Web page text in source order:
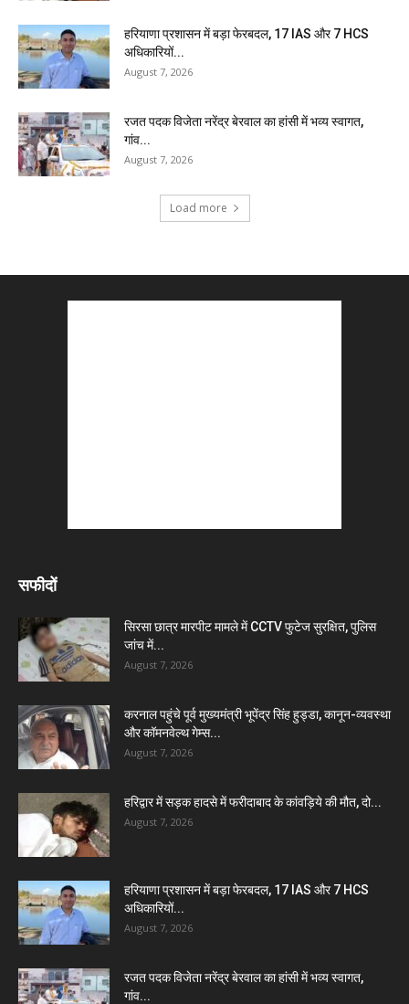
हरियाणा प्रशासन में बड़ा फेरबदल, 17 IAS और 7 HCS
अधिकारियों...
August 7, 2026
रजत पदक विजेता नरेंद्र बेरवाल का हांसी में भव्य स्वागत,
गांव...
August 7, 2026
Load more
सफीदों
सिरसा छात्र मारपीट मामले में CCTV फुटेज सुरक्षित, पुलिस
जांच में...
August 7, 2026
करनाल पहुंचे पूर्व मुख्यमंत्री भूपेंद्र सिंह हुड्डा, कानून-व्यवस्था
और कॉमनवेल्थ गेम्स...
August 7, 2026
हरिद्वार में सड़क हादसे में फरीदाबाद के कांवड़िये की मौत, दो...
August 7, 2026
हरियाणा प्रशासन में बड़ा फेरबदल, 17 IAS और 7 HCS
अधिकारियों...
August 7, 2026
रजत पदक विजेता नरेंद्र बेरवाल का हांसी में भव्य स्वागत,
गांव...